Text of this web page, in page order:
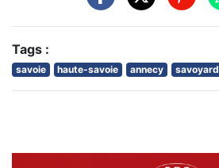
Tags :
savoie haute-savoie annecy savoyard